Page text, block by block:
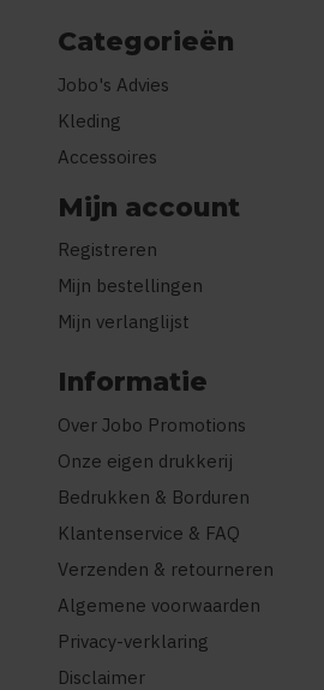
Categorieën
Jobo's Advies
Kleding
Accessoires
Mijn account
Registreren
Mijn bestellingen
Mijn verlanglijst
Informatie
Over Jobo Promotions
Onze eigen drukkerij
Bedrukken & Borduren
Klantenservice & FAQ
Verzenden & retourneren
Algemene voorwaarden
Privacy-verklaring
Disclaimer